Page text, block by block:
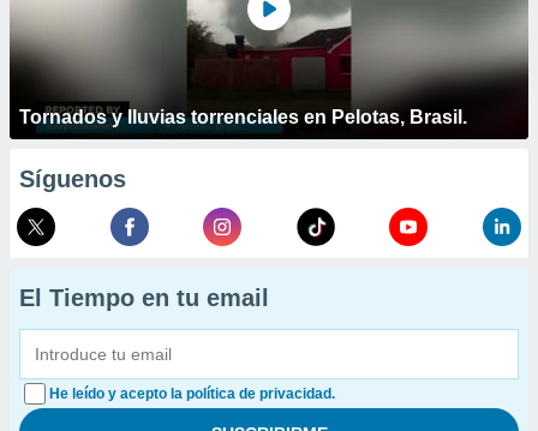
Tornados y lluvias torrenciales en Pelotas, Brasil.
Síguenos
El Tiempo en tu email
He leído y acepto la política de privacidad.